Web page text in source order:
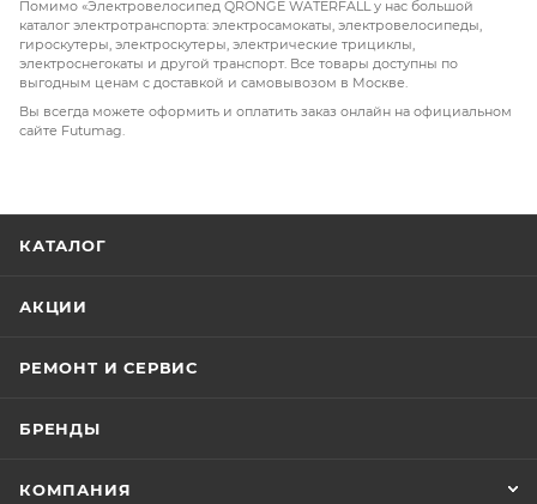
Помимо «Электровелосипед QRONGE WATERFALL у нас большой
каталог электротранспорта: электросамокаты, электровелосипеды,
гироскутеры, электроскутеры, электрические трициклы,
электроснегокаты и другой транспорт. Все товары доступны по
выгодным ценам с доставкой и самовывозом в Москве.
Вы всегда можете оформить и оплатить заказ онлайн на официальном
сайте Futumag.
КАТАЛОГ
АКЦИИ
РЕМОНТ И СЕРВИС
БРЕНДЫ
КОМПАНИЯ